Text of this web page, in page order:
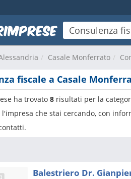
Casale Monferrato
fiscale a Casale
ha trovato 8 risultati per la
che stai cercando, con
Balestriero Dr.